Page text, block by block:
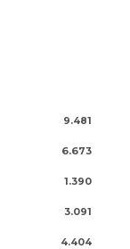
9.481
6.673
1.390
3.091
4.404